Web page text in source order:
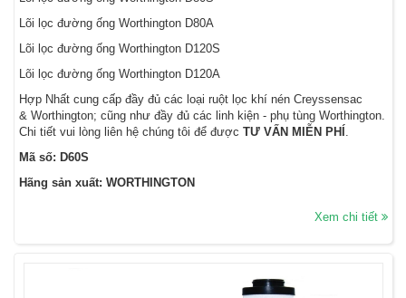
Lõi lọc đường ống Worthington D80A
Lõi lọc đường ống Worthington D120S
Lõi lọc đường ống Worthington D120A
Hợp Nhất cung cấp đầy đủ các loại ruột lọc khí nén Creyssensac
& Worthington; cũng như đầy đủ các linh kiện - phụ tùng Worthington.
Chi tiết vui lòng liên hệ chúng tôi để được TƯ VẤN MIỄN PHÍ .
Mã số: D60S
Hãng sản xuất: WORTHINGTON
Xem chi tiết